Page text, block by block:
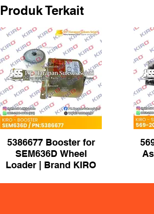
Produk Terkait
5386677 Booster for
SEM636D Wheel
Loader | Brand KIRO